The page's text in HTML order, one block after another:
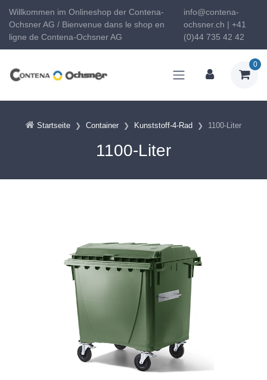
Willkommen im Onlineshop der Contena-
Ochsner AG / Bienvenue dans le shop en
ligne de Contena-Ochsner AG
info@contena-
ochsner.ch | +41
(0)44 735 42 42
0
Startseite Container Kunststoff-4-Rad 1100-Liter
1100-Liter